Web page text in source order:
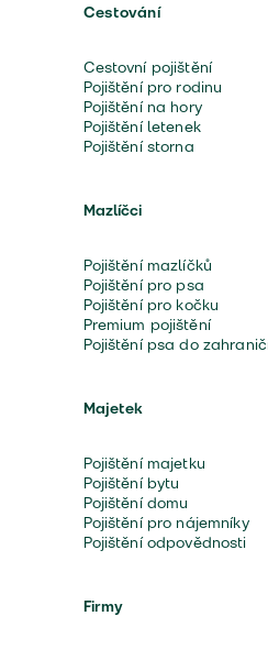
Cestování
Cestovní pojištění
Pojištění pro rodinu
Pojištění na hory
Pojištění letenek
Pojištění storna
Mazlíčci
Pojištění mazlíčků
Pojištění pro psa
Pojištění pro kočku
Premium pojištění
Pojištění psa do
Majetek
Pojištění majetku
Pojištění bytu
Pojištění domu
Pojištění pro nájemníky
Pojištění odpovědnosti
Firmy